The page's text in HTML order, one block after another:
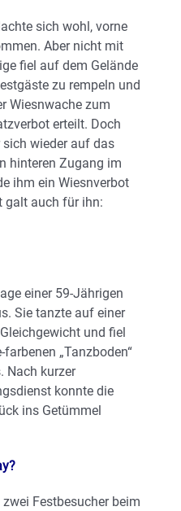
sich wohl, vorne
Aber nicht mit
fiel auf dem Gelände
zu rempeln und
Wiesnwache zum
erteilt. Doch
wieder auf das
hinteren Zugang im
ihm ein Wiesnverbot
galt auch für ihn:
einer 59-Jährigen
Sie tanzte auf einer
und fiel
„Tanzboden“
Nach kurzer
konnte die
ins Getümmel
Festbesucher beim